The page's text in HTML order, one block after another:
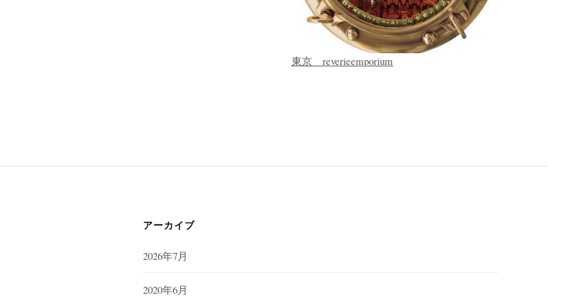
東京 reverieemporium
アーカイブ
2026年7月
2020年6月